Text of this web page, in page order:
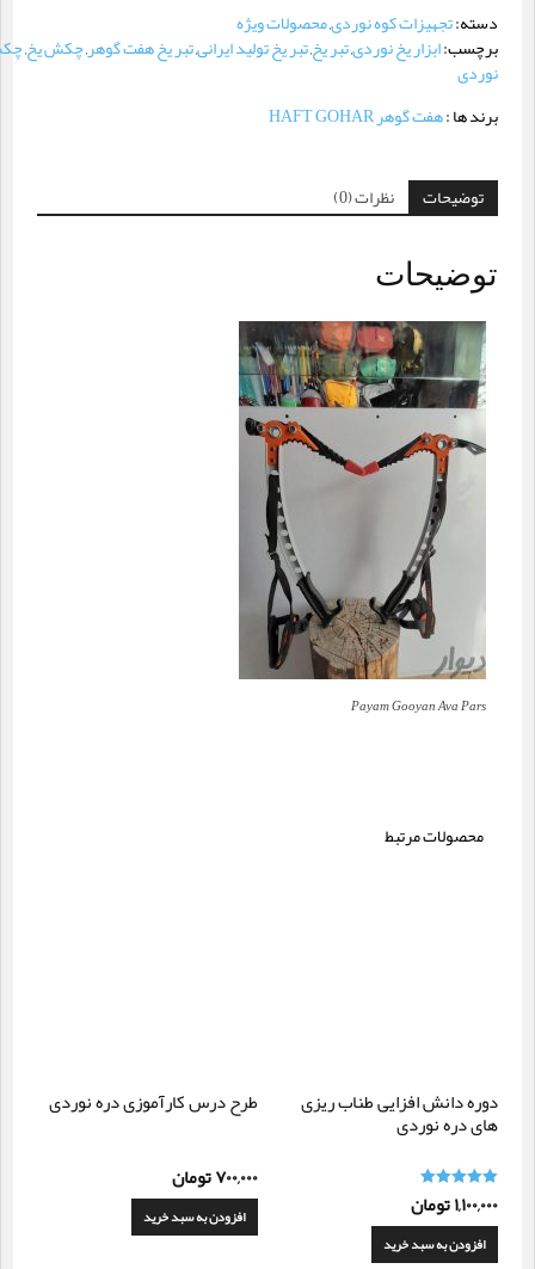
دسته:تجهیزات کوه نوردی,محصولات ویژه
برچسب:ابزار یخ نوردی,تبر یخ,تبر یخ تولید ایرانی,تبر یخ هفت گوهر,چکش یخ,
نوردی
برند ها :هفت گوهر HAFT GOHAR
توضیحات نظرات (0)
توضیحات
Payam Gooyan Ava Pars
محصولات مرتبط
دوره دانش افزایی طناب ریزی
های دره نوردی
5.00
از 5
۱,۱۰۰,۰۰۰تومان
افزودن به سبد خرید
طرح درس کارآموزی دره نوردی
۷۰۰,۰۰۰تومان
افزودن به سبد خرید